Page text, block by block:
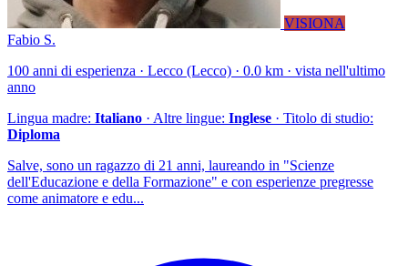
VISIONA
Fabio S.
100 anni di esperienza · Lecco (Lecco) · 0.0 km · vista nell'ultimo
anno
Lingua madre: Italiano · Altre lingue: Inglese · Titolo di studio:
Diploma
Salve, sono un ragazzo di 21 anni, laureando in "Scienze
dell'Educazione e della Formazione" e con esperienze pregresse
come animatore e edu...